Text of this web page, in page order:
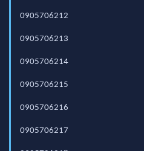
0905706212
0905706213
0905706214
0905706215
0905706216
0905706217